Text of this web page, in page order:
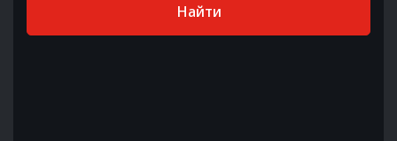
Найти